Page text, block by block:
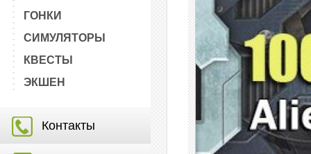
ГОНКИ
СИМУЛЯТОРЫ
КВЕСТЫ
ЭКШЕН
Контакты